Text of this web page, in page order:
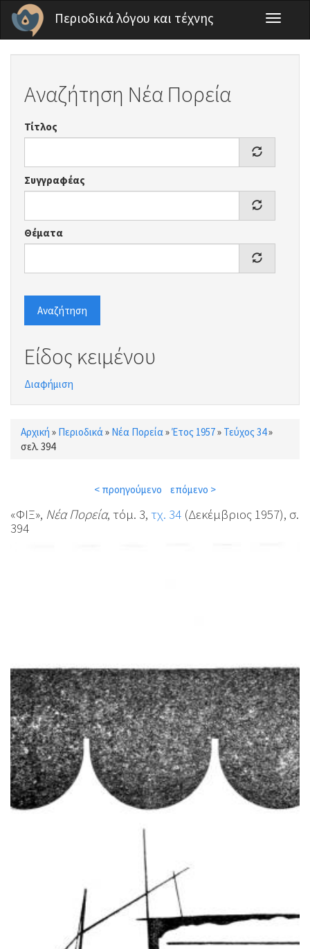
Παράκαμψη προς το κυρίως περιεχόμενο
Περιοδικά λόγου και τέχνης
Toggle
Αναζήτηση Νέα Πορεία
Τίτλος
Συγγραφέας
Θέματα
Αναζήτηση
Είδος κειμένου
Διαφήμιση
Είστε εδώ
Αρχική » Περιοδικά » Νέα Πορεία »Έτος 1957» Τεύχος 34»
σελ. 394
< προηγούμενο επόμενο >
«ΦΙΞ», Νέα Πορεία, τόμ. 3, τχ. 34 (Δεκέμβριος 1957), σ.
394